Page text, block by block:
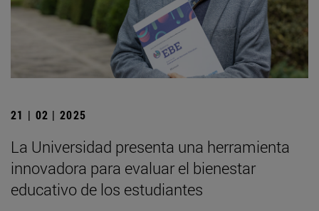
21 | 02 | 2025
La Universidad presenta una herramienta
innovadora para evaluar el bienestar
educativo de los estudiantes